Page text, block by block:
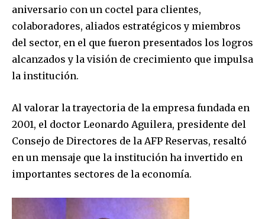
aniversario con un coctel para clientes,
colaboradores, aliados estratégicos y miembros
del sector, en el que fueron presentados los logros
alcanzados y la visión de crecimiento que impulsa
la institución.
Al valorar la trayectoria de la empresa fundada en
2001, el doctor Leonardo Aguilera, presidente del
Consejo de Directores de la AFP Reservas, resaltó
en un mensaje que la institución ha invertido en
importantes sectores de la economía.